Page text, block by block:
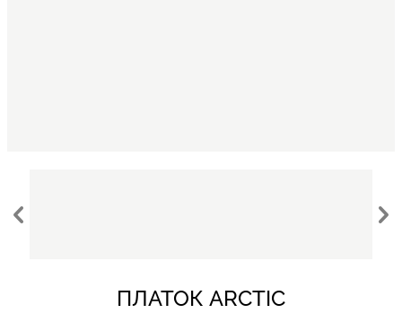
ПЛАТОК ARCTIC